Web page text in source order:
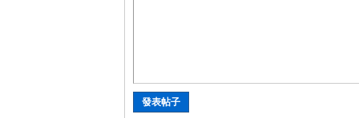
發表帖子